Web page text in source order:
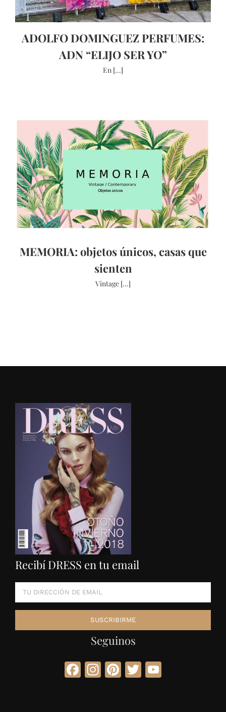
ADOLFO DOMINGUEZ PERFUMES:
ADN “ELIJO SER YO”
En [...]
MEMORIA: objetos únicos, casas que
sienten
Vintage [...]
Recibí DRESS en tu email
Seguinos
Facebook
Instagram
Pinterest
Twitter